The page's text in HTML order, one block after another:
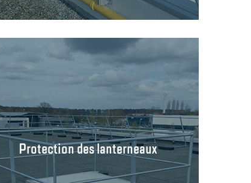
Protection des lanterneaux